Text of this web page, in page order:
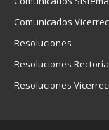
Comunicados
Resoluciones
Resoluciones Rectoría
Resoluciones